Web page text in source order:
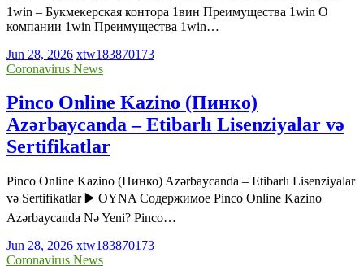
1win – Букмекерская контора 1вин Преимущества 1win О
компании 1win Преимущества 1win…
Jun 28, 2026 xtw183870173
Coronavirus News
Pinco Online Kazino (Пинко)
Azərbaycanda – Etibarlı Lisenziyalar və
Sertifikatlar
Pinco Online Kazino (Пинко) Azərbaycanda – Etibarlı Lisenziyalar
və Sertifikatlar ▶️ OYNA Содержимое Pinco Online Kazino
Azərbaycanda Nə Yeni? Pinco…
Jun 28, 2026 xtw183870173
Coronavirus News